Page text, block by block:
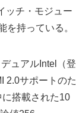
ッチ・モジュー
を持っている。
ュアルIntel（登
2.0サポートのた
搭載された10